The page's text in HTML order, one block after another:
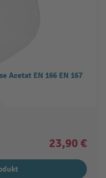
Acetat EN 166 EN 167
23,90 €